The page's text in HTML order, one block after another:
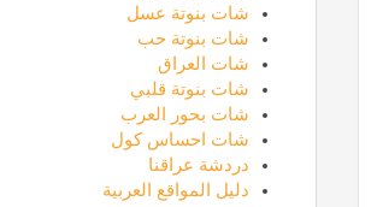
شات بنوتة عسل
شات بنوتة حب
شات العراق
شات بنوتة قلبي
شات بحور العرب
شات احساس كول
دردشة عراقنا
دليل المواقع العربية